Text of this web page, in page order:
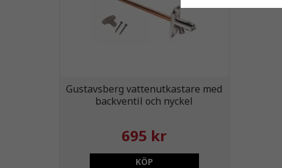
Gustavsberg vattenutkastare med
backventil och nyckel
695 kr
KÖP